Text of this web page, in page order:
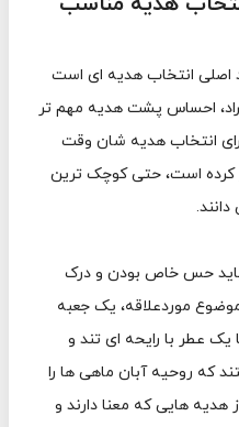
اصلی انتخاب هدیه ای است
احساس پشت هدیه مهم تر
انتخاب هدیه شان وقت
است، حتی کوچک ترین
باید حس خاص بودن و درک
موردعلاقه، یک جعبه
عطر با رایحه ای تند و
که روحیه آبان ماهی ها را
هدیه هایی که معنا دارند و